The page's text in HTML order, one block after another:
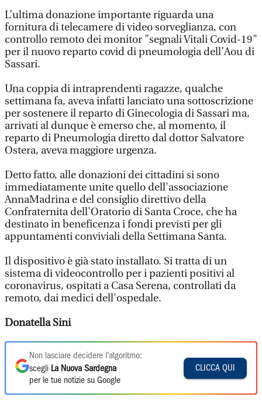
L’ultima donazione importante riguarda una
fornitura di telecamere di video sorveglianza, con
controllo remoto dei monitor "segnali Vitali Covid-19"
per il nuovo reparto covid di pneumologia dell’Aou di
Sassari.
Una coppia di intraprendenti ragazze, qualche
settimana fa, aveva infatti lanciato una sottoscrizione
per sostenere il reparto di Ginecologia di Sassari ma,
arrivati al dunque è emerso che, al momento, il
reparto di Pneumologia diretto dal dottor Salvatore
Ostera, aveva maggiore urgenza.
Detto fatto, alle donazioni dei cittadini si sono
immediatamente unite quello dell'associazione
AnnaMadrina e del consiglio direttivo della
Confraternita dell'Oratorio di Santa Croce, che ha
destinato in beneficenza i fondi previsti per gli
appuntamenti conviviali della Settimana Santa.
Il dispositivo è già stato installato. Si tratta di un
sistema di videocontrollo per i pazienti positivi al
coronavirus, ospitati a Casa Serena, controllati da
remoto, dai medici dell'ospedale.
Donatella Sini
Non lasciare decidere l'algoritmo:
scegli La Nuova Sardegna
per le tue notizie su Google
CLICCA QUI